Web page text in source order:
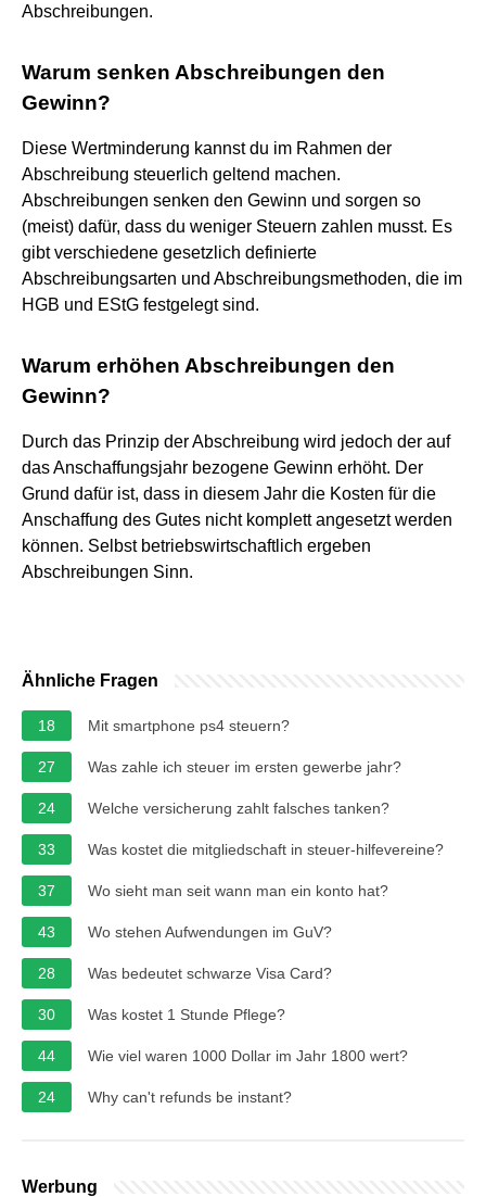
Abschreibungen.
Warum senken Abschreibungen den
Gewinn?
Diese Wertminderung kannst du im Rahmen der
Abschreibung steuerlich geltend machen.
Abschreibungen senken den Gewinn und sorgen so
(meist) dafür, dass du weniger Steuern zahlen musst. Es
gibt verschiedene gesetzlich definierte
Abschreibungsarten und Abschreibungsmethoden, die im
HGB und EStG festgelegt sind.
Warum erhöhen Abschreibungen den
Gewinn?
Durch das Prinzip der Abschreibung wird jedoch der auf
das Anschaffungsjahr bezogene Gewinn erhöht. Der
Grund dafür ist, dass in diesem Jahr die Kosten für die
Anschaffung des Gutes nicht komplett angesetzt werden
können. Selbst betriebswirtschaftlich ergeben
Abschreibungen Sinn.
Ähnliche Fragen
18 Mit smartphone ps4 steuern?
27 Was zahle ich steuer im ersten gewerbe jahr?
24 Welche versicherung zahlt falsches tanken?
33 Was kostet die mitgliedschaft in steuer-hilfevereine?
37 Wo sieht man seit wann man ein konto hat?
43 Wo stehen Aufwendungen im GuV?
28 Was bedeutet schwarze Visa Card?
30 Was kostet 1 Stunde Pflege?
44 Wie viel waren 1000 Dollar im Jahr 1800 wert?
24 Why can't refunds be instant?
Werbung